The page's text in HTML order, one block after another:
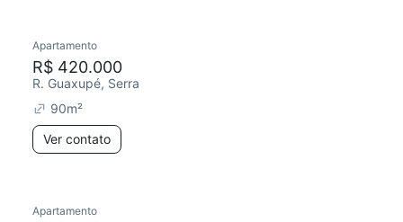
Apartamento
R$ 420.000
R. Guaxupé, Serra
90m²
Ver contato
Redecorar
Apartamento